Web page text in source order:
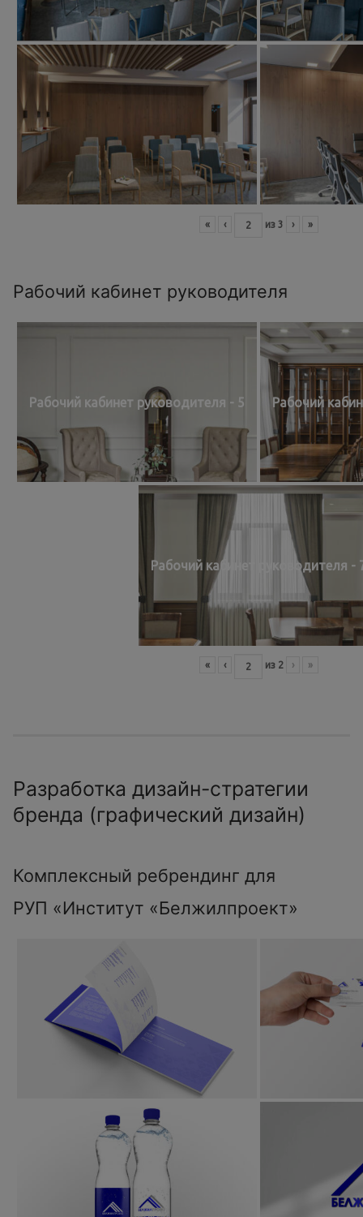
« ‹ из 3 › »
Рабочий кабинет руководителя
Рабочий кабинет руководителя - 5 Рабочий
Рабочий кабинет руководителя -
« ‹ из 2 › »
Разработка дизайн-стратегии
бренда (графический дизайн)
Комплексный ребрендинг для
РУП «Институт «Белжилпроект»